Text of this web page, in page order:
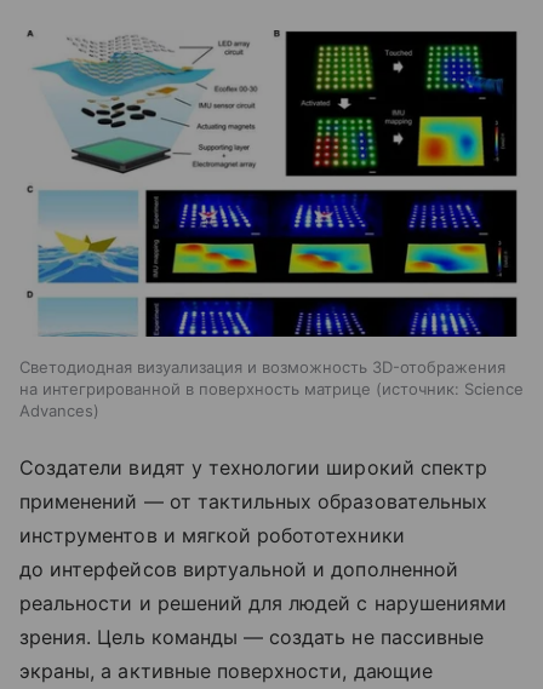
Светодиодная визуализация и возможность 3D-отображения
на интегрированной в поверхность матрице
источник: Science
Advances
Создатели видят у технологии широкий спектр
применений — от тактильных образовательных
инструментов и мягкой робототехники
до интерфейсов виртуальной и дополненной
реальности и решений для людей с нарушениями
зрения. Цель команды — создать не пассивные
экраны, а активные поверхности, дающие